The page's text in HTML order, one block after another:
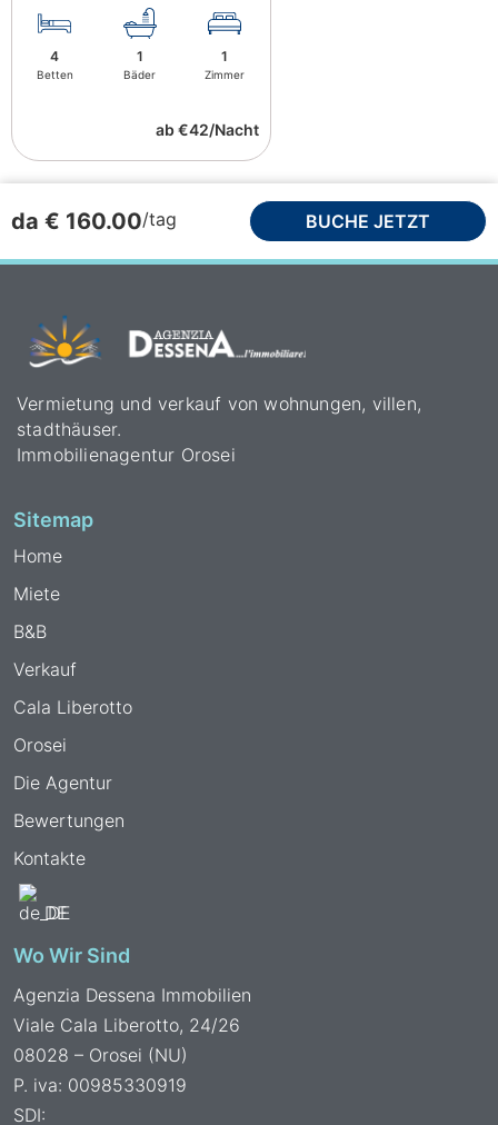
4
Betten
1
Bäder
1
Zimmer
ab €42/Nacht
da € 160.00/tag BUCHE JETZT
Vermietung und verkauf von wohnungen, villen,
stadthäuser.
Immobilienagentur Orosei
Sitemap
Home
Miete
B&B
Verkauf
Cala Liberotto
Orosei
Die Agentur
Bewertungen
Kontakte
DE
Wo Wir Sind
Agenzia Dessena Immobilien
Viale Cala Liberotto, 24/26
08028 – Orosei (NU)
P. iva: 00985330919
SDI: